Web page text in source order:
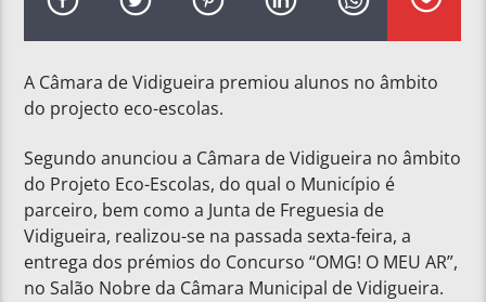
A Câmara de Vidigueira premiou alunos no âmbito
do projecto eco-escolas.
Segundo anunciou a Câmara de Vidigueira no âmbito
do Projeto Eco-Escolas, do qual o Município é
parceiro, bem como a Junta de Freguesia de
Vidigueira, realizou-se na passada sexta-feira, a
entrega dos prémios do Concurso “OMG! O MEU AR”,
no Salão Nobre da Câmara Municipal de Vidigueira.